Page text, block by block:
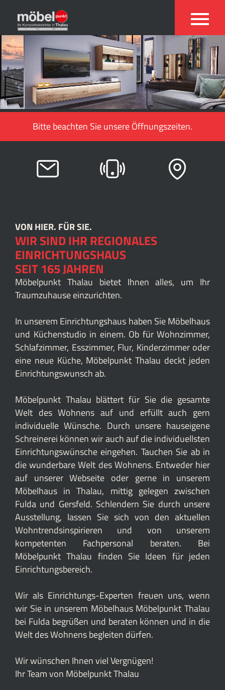
Bitte beachten Sie unsere Öffnungszeiten.
VON HIER. FÜR SIE.
WIR SIND IHR REGIONALES
EINRICHTUNGSHAUS
SEIT 165 JAHREN
Möbelpunkt Thalau bietet Ihnen alles, um Ihr
Traumzuhause einzurichten.
In unserem Einrichtungshaus haben Sie Möbelhaus
und Küchenstudio in einem. Ob für Wohnzimmer,
Schlafzimmer, Esszimmer, Flur, Kinderzimmer oder
eine neue Küche, Möbelpunkt Thalau deckt jeden
Einrichtungswunsch ab.
Möbelpunkt Thalau blättert für Sie die gesamte
Welt des Wohnens auf und erfüllt auch gern
individuelle Wünsche. Durch unsere hauseigene
Schreinerei können wir auch auf die individuellsten
Einrichtungswünsche eingehen. Tauchen Sie ab in
die wunderbare Welt des Wohnens. Entweder hier
auf unserer Webseite oder gerne in unserem
Möbelhaus in Thalau, mittig gelegen zwischen
Fulda und Gersfeld. Schlendern Sie durch unsere
Ausstellung, lassen Sie sich von den aktuellen
Wohntrendsinspirieren und von unserem
kompetenten Fachpersonal beraten. Bei
Möbelpunkt Thalau finden Sie Ideen für jeden
Einrichtungsbereich.
Wir als Einrichtungs-Experten freuen uns, wenn
wir Sie in unserem Möbelhaus Möbelpunkt Thalau
bei Fulda begrüßen und beraten können und in die
Welt des Wohnens begleiten dürfen.
Wir wünschen Ihnen viel Vergnügen!
Ihr Team von Möbelpunkt Thalau